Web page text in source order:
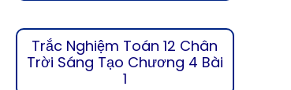
Trắc Nghiệm Toán 12 Chân
Trời Sáng Tạo Chương 4 Bài
1